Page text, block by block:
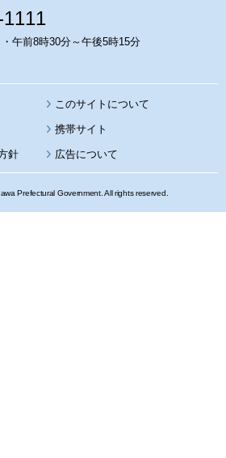
午前8時30分～午後5時15分
このサイトについて
携帯サイト
針 広告について
Prefectural Government. All rights reserved.